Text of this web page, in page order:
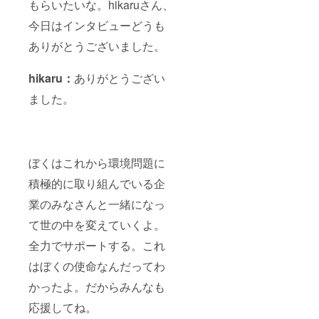
もらいたいな。hikaruさん、
今日はインタビューどうも
ありがとうございました。
hikaru： ありがとうござい
ました。
ぼくはこれから環境問題に
積極的に取り組んでいる企
業のみなさんと一緒になっ
て世の中を変えていくよ。
全力でサポートする。これ
はぼくの使命なんだってわ
かったよ。だからみんなも
応援してね。